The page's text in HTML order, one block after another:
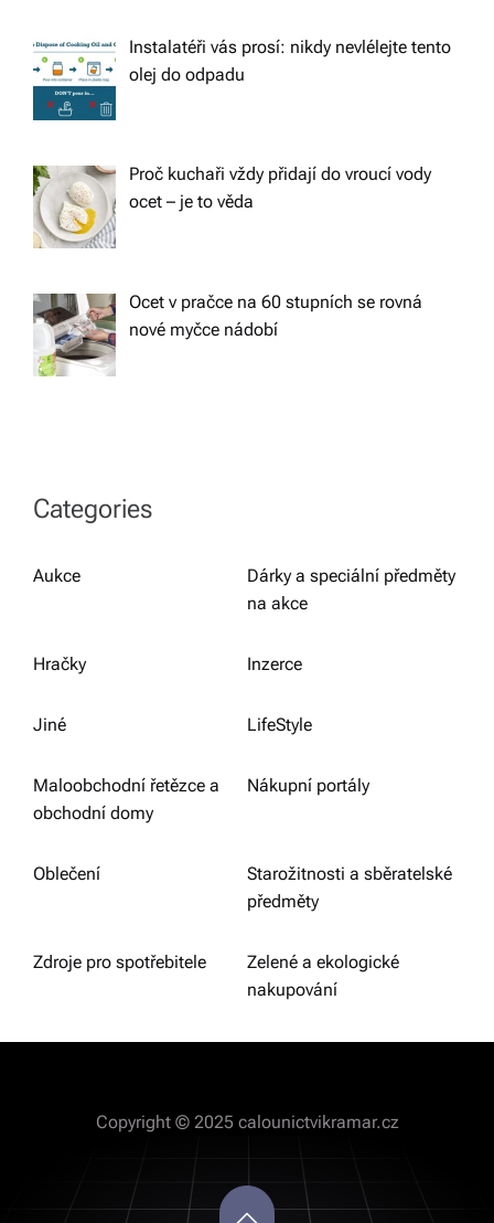
Instalatéři vás prosí: nikdy nevlélejte tento
olej do odpadu
Proč kuchaři vždy přidají do vroucí vody
ocet – je to věda
Ocet v pračce na 60 stupních se rovná
nové myčce nádobí
Categories
Aukce
Dárky a speciální předměty
na akce
Hračky Inzerce
Jiné LifeStyle
Maloobchodní řetězce a
obchodní domy
Nákupní portály
Oblečení
Starožitnosti a sběratelské
předměty
Zdroje pro spotřebitele
Zelené a ekologické
nakupování
Copyright © 2025 calounictvikramar.cz